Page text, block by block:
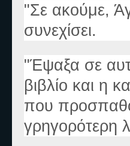
"Σε ακούμε,
συνεχίσει.
"Έψαξα σε
βιβλίο και η
που
γρηγορότερη